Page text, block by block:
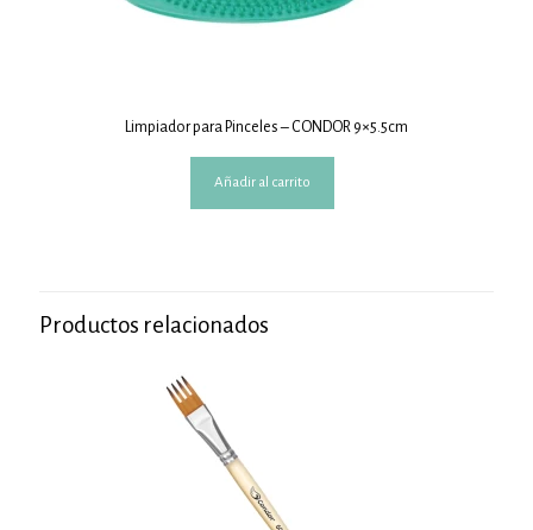
Limpiador para Pinceles – CONDOR 9×5.5cm
Añadir al carrito
Productos relacionados